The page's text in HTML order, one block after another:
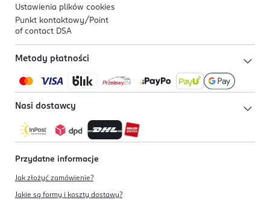
Ustawienia plików cookies
Punkt kontaktowy/ Point
of contact DSA
Metody płatności
Nasi dostawcy
Przydatne informacje
Jak złożyć zamówienie?
Jakie są formy i koszty dostawy?